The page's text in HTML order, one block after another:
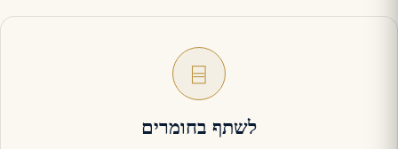
⌸
לשתף בחומרים